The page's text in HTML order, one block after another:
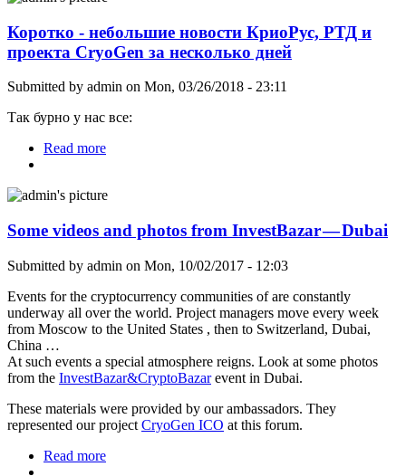
Коротко - небольшие новости КриоРус, РТД и
проекта CryoGen за несколько дней
Submitted by admin on Mon, 03/26/2018 - 23:11
Так бурно у нас все:
Read more
Some videos and photos from InvestBazar — Dubai
Submitted by admin on Mon, 10/02/2017 - 12:03
Events for the cryptocurrency communities of are constantly
underway all over the world. Project managers move every week
from Moscow to the United States , then to Switzerland, Dubai,
China …
At such events a special atmosphere reigns. Look at some photos
from the InvestBazar&CryptoBazarevent in Dubai.
These materials were provided by our ambassadors. They
represented our project CryoGen ICO at this forum.
Read more